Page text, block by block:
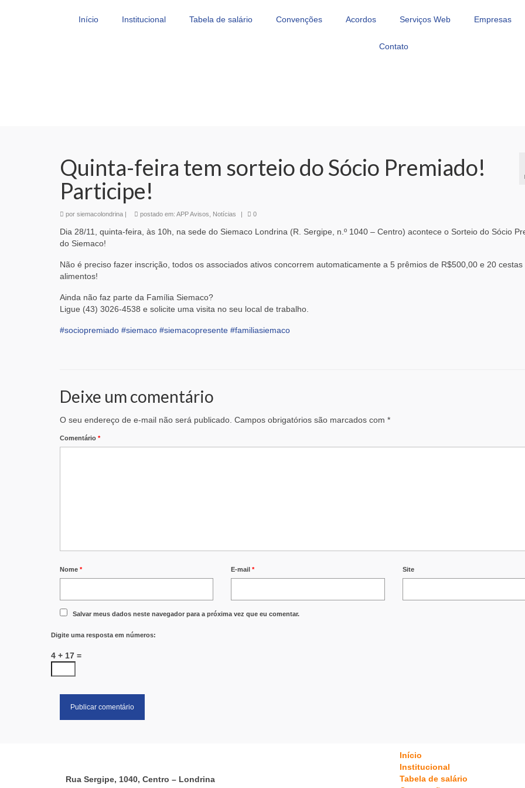
Início Institucional Tabela de salário Convenções Acordos Serviços Web Empresas
Contato
Quinta-feira tem sorteio do Sócio Premiado!
Participe!
por siemacolondrina | postado em: APP Avisos Notícias | 0
Dia 28/11, quinta-feira, às 10h, na sede do Siemaco Londrina (R. Sergipe, n.º 1040 – Centro) acontece o Sorteio do Sócio
do Siemaco!
Não é preciso fazer inscrição, todos os associados ativos concorrem automaticamente a 5 prêmios de R$500,00 e 20 cestas
alimentos!
Ainda não faz parte da Família Siemaco?
Ligue (43) 3026-4538 e solicite uma visita no seu local de trabalho.
#sociopremiado #siemaco #siemacopresente #familiasiemaco
Deixe um comentário
O seu endereço de e-mail não será publicado. Campos obrigatórios são marcados com *
Comentário *
Nome * E-mail* Site
Salvar meus dados neste navegador para a próxima vez que eu comentar.
Digite uma resposta em números:
4 + 17 =
Rua Sergipe, 1040, Centro – Londrina
Início
Institucional
Tabela de salário